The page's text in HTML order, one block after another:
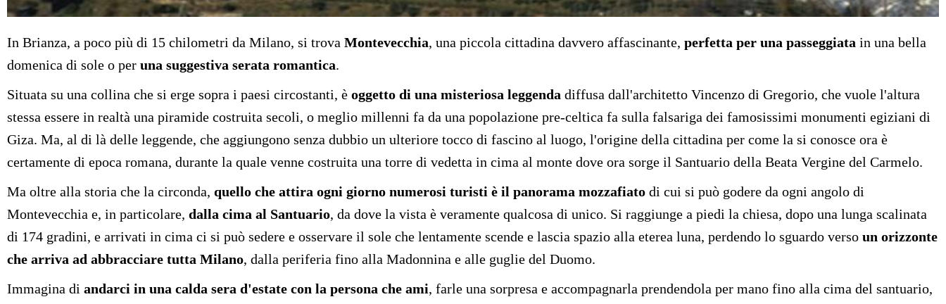
In Brianza, a poco più di 15 chilometri da Milano, si trova Montevecchia, una piccola cittadina davvero affascinante, perfetta per una passeggiata in una bella
domenica di sole o per una suggestiva serata romantica.
Situata su una collina che si erge sopra i paesi circostanti, è oggetto di una misteriosa leggenda diffusa dall'architetto Vincenzo di Gregorio, che vuole l'altura
stessa essere in realtà una piramide costruita secoli, o meglio millenni fa da una popolazione pre-celtica fa sulla falsariga dei famosissimi monumenti egiziani di
Giza. Ma, al di là delle leggende, che aggiungono senza dubbio un ulteriore tocco di fascino al luogo, l'origine della cittadina per come la si conosce ora è
certamente di epoca romana, durante la quale venne costruita una torre di vedetta in cima al monte dove ora sorge il Santuario della Beata Vergine del Carmelo.
Ma oltre alla storia che la circonda, quello che attira ogni giorno numerosi turisti è il panorama mozzafiato di cui si può godere da ogni angolo di
Montevecchia e, in particolare, dalla cima al Santuario, da dove la vista è veramente qualcosa di unico. Si raggiunge a piedi la chiesa, dopo una lunga scalinata
di 174 gradini, e arrivati in cima ci si può sedere e osservare il sole che lentamente scende e lascia spazio alla eterea luna, perdendo lo sguardo verso un orizzonte
che arriva ad abbracciare tutta Milano, dalla periferia fino alla Madonnina e alle guglie del Duomo.
Immagina di andarci in una calda sera d'estate con la persona che ami, farle una sorpresa e accompagnarla prendendola per mano fino alla cima del santuario,